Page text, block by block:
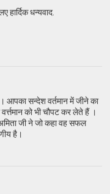
धन्यवाद.
आपका सन्देश वर्तमान में जीने का
को भी चौपट कर लेते हैं ।
जी ने जो कहा वह सफल
है।